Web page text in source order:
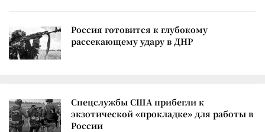
Россия готовится к глубокому
рассекающему удару в ДНР
Спецслужбы США прибегли к
экзотической «прокладке» для работы в
России